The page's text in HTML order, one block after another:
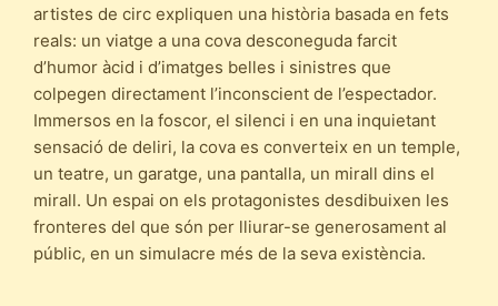
artistes de circ expliquen una història basada en fets
reals: un viatge a una cova desconeguda farcit
d’humor àcid i d’imatges belles i sinistres que
colpegen directament l’inconscient de l’espectador.
Immersos en la foscor, el silenci i en una inquietant
sensació de deliri, la cova es converteix en un temple,
un teatre, un garatge, una pantalla, un mirall dins el
mirall. Un espai on els protagonistes desdibuixen les
fronteres del que són per lliurar-se generosament al
públic, en un simulacre més de la seva existència.